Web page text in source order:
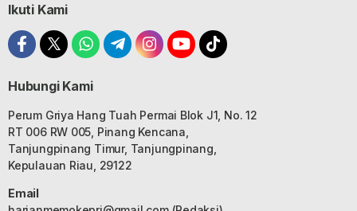
Ikuti Kami
Hubungi Kami
Perum Griya Hang Tuah Permai Blok J1, No. 12
RT 006 RW 005, Pinang Kencana,
Tanjungpinang Timur, Tanjungpinang,
Kepulauan Riau, 29122
Email